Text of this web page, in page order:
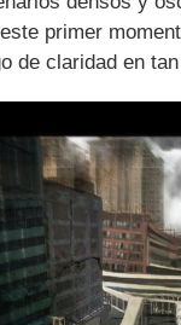
primer
de claridad en